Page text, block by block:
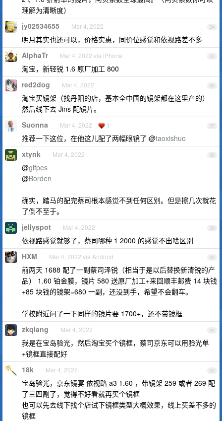
理解为清晰度）
34
jy02534655 Mar 4, 2022
明月其实也还可以，价格实惠，同价位感觉和依视路差不多
35
AlphaTr Mar 4, 2022 via iPhone
淘宝，新轻锐 1.6 原厂加工 800
36
red2dog Mar 4, 2022
淘宝买镜架（找丹阳的店，基本全中国的镜架都在这里产的）
然后线下去 Jins 配镜片。
37
Suonna Mar 4, 2022 1
推荐一下这位，在他这儿配了两幅眼镜了 @taoxishuo
38
xtynk Mar 4, 2022
@glfpes
@Borden
确实，踏马的配完蔡司根本感觉不到任何区别。但是擦几次就花
了倒不至于。
39
jellyspot Mar 4, 2022
依视路感觉就够了，蔡司哪种 1 2000 的感觉不出啥区别
40
HXM Mar 4, 2022 via Android
前两天 1688 配了一副蔡司泽锐（相当于是以后替换新清锐的产
品） 1.60 铂金膜，镜片 580 送原厂加工+来回顺丰邮费 14 块钱
+85 块钱的镜架=680 一副，还没到手，希望不会翻车。
学校附近问了一下同样的镜片要 1700+，还不带镜框
41
zkqiang Mar 4, 2022
我是在宝岛验光，然后淘宝买个镜框，蔡司京东可以用验光单
+镜框直接配好
42
18k Mar 4, 2022
宝岛验光，京东镜宴 依视路 a3 1.60 ，带镜架 259 或者 269 配
了三四副了，觉得不好看就再买个镜框
也可以先去线下找个店试下镜框类型大概效果，线上买差不多的
镜框